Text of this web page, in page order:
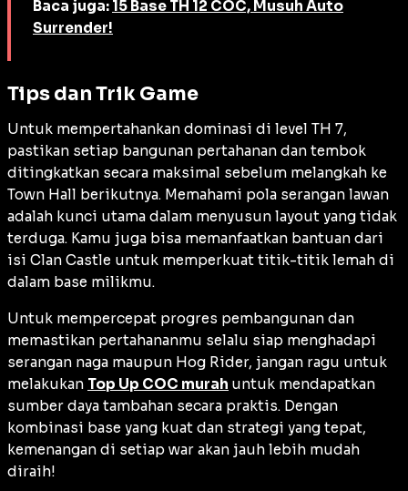
Baca juga: 15 Base TH 12 COC, Musuh Auto
Surrender!
Tips dan Trik Game
Untuk mempertahankan dominasi di level TH 7,
pastikan setiap bangunan pertahanan dan tembok
ditingkatkan secara maksimal sebelum melangkah ke
Town Hall berikutnya. Memahami pola serangan lawan
adalah kunci utama dalam menyusun layout yang tidak
terduga. Kamu juga bisa memanfaatkan bantuan dari
isi Clan Castle untuk memperkuat titik-titik lemah di
dalam base milikmu.
Untuk mempercepat progres pembangunan dan
memastikan pertahananmu selalu siap menghadapi
serangan naga maupun Hog Rider, jangan ragu untuk
melakukan Top Up COC murah untuk mendapatkan
sumber daya tambahan secara praktis. Dengan
kombinasi base yang kuat dan strategi yang tepat,
kemenangan di setiap war akan jauh lebih mudah
diraih!